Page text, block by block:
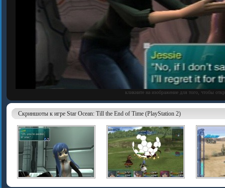
кликните на изображение для того, чтобы
Скриншоты к игре Star Ocean: Till the End of Time (PlayStation 2)